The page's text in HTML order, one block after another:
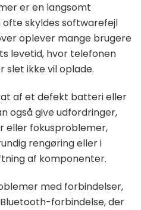
er en langsomt
skyldes softwarefejl
oplever mange brugere
levetid, hvor telefonen
ikke vil oplade.
af et defekt batteri eller
også give udfordringer,
eller fokusproblemer,
rengøring eller i
af komponenter.
med forbindelser,
forbindelse, der